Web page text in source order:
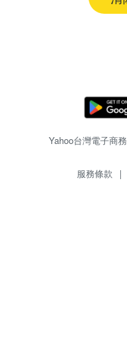
Yahoo台灣電子商
服務條款 |